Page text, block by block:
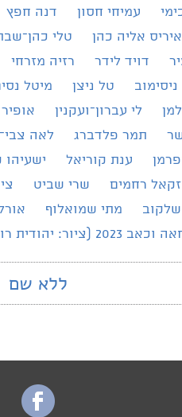
עמיחי חסון דנה חפץ
איריס אליה כהן טלי
דויד לידר רזיה מזרחי
טל ניצן מיטל
לי עברון־ועקנין
תמר פלדברג לאה
ענת קוריאל ישעיהו
רחמים שרי שביט
מתי שמואלוף
(ציור: יהודית רוטר)
ללא שם